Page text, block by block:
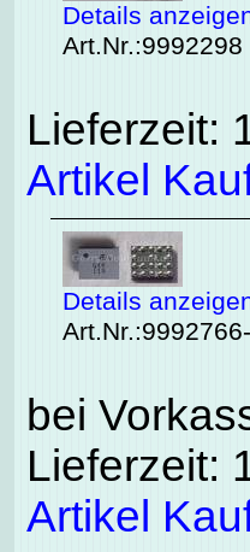
Details
Art.Nr.:9992298
Lieferzeit:
Artikel
Details
bei
Lieferzeit:
Artikel